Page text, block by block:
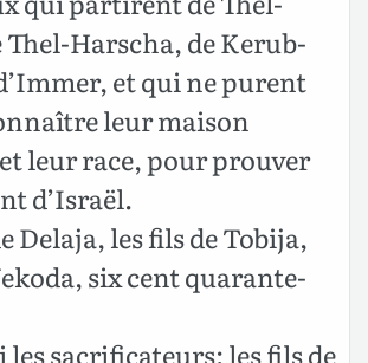
Harscha, de Kerub-
et qui ne purent
leur maison
leur race, pour prouver
d’Israël.
Delaja, les fils de Tobija,
six cent quarante-
sacrificateurs: les fils de